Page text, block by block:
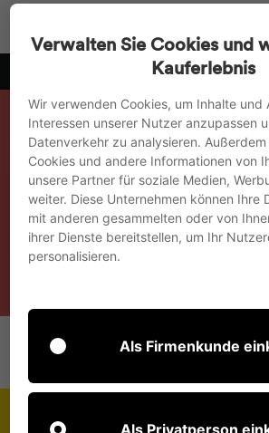
Direkt
InhaltVerwalten Sie Cookies und
Kauferlebnis
Wir verwenden Cookies, um Inhalte und
Interessen unserer Nutzer anzupassen
Datenverkehr zu analysieren.
Cookies und andere Informationen von
unsere Partner für soziale Medien,
weiter. Diese Unternehmen können Ihre
mit anderen gesammelten oder von
ihrer Dienste bereitstellen, um Ihr
personalisieren.
Als Firmenkunde
Als Privatperson
Diashow
wir versenden in die EU, nach UK
Startseite / Kollektionen
Design
Storage und